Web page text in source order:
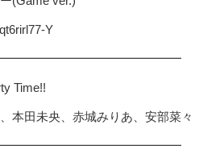
Y
Time!!
本田未央、赤城みりあ、安部菜々